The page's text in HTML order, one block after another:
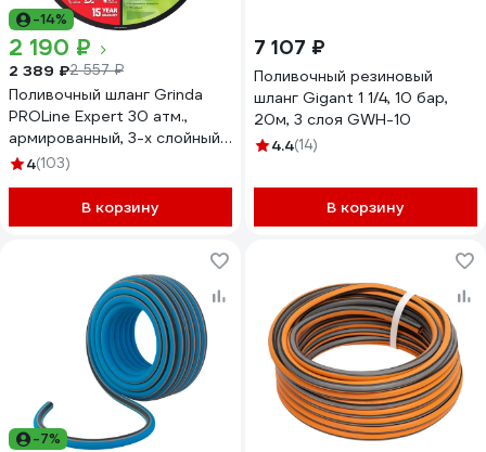
-14%
2 190 ₽
2 389 ₽2 557 ₽
Поливочный шланг Grinda
PROLine Expert 30 атм.,
армированный, 3-х слойный,
3/4х25м 8-429005-3/4-
4(103)
В корзину
7 107 ₽
Поливочный резиновый
шланг Gigant 1 1/4, 10 бар,
20м, 3 слоя GWH-10
4.4(14)
В корзину
-7%